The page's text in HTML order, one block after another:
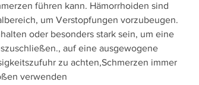
führen kann. Hämorrhoiden sind
um Verstopfungen vorzubeugen.
oder besonders stark sein, um eine
auf eine ausgewogene
zu achten,Schmerzen immer
verwenden